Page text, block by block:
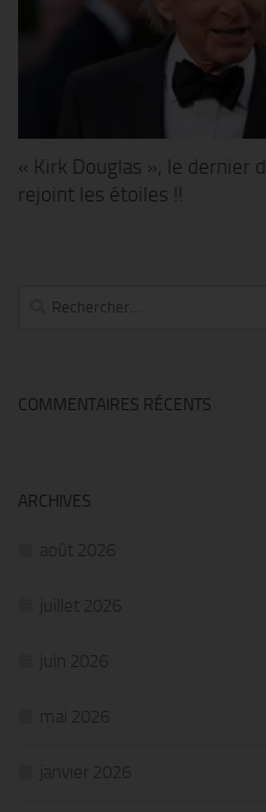
« Kirk Douglas », le dernier
rejoint les étoiles !!
Rechercher :
COMMENTAIRES RÉCENTS
ARCHIVES
août 2026
juillet 2026
juin 2026
mai 2026
janvier 2026